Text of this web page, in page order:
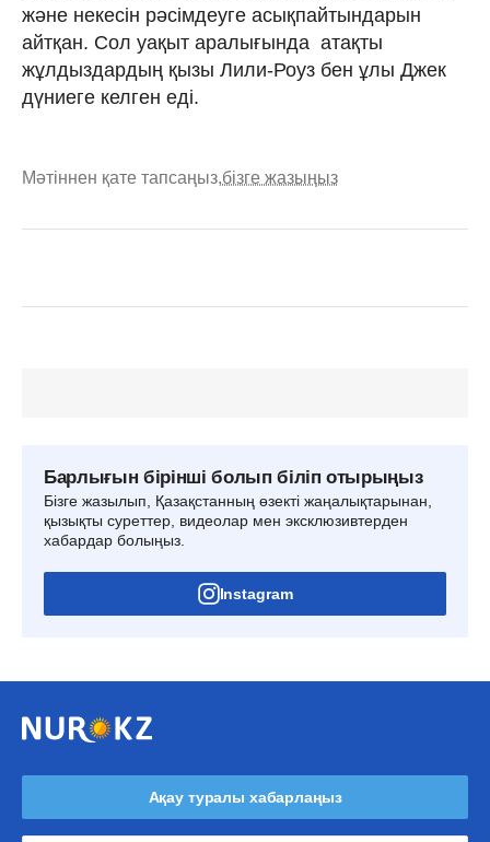
және некесін рәсімдеуге асықпайтындарын
айтқан. Сол уақыт аралығында атақты
жұлдыздардың қызы Лили-Роуз бен ұлы Джек
дүниеге келген еді.
Мәтіннен қате тапсаңыз,бізге жазыңыз
Барлығын бірінші болып біліп отырыңыз
Бізге жазылып, Қазақстанның өзекті жаңалықтарынан,
қызықты суреттер, видеолар мен эксклюзивтерден
хабардар болыңыз.
Instagram
Ақау туралы хабарлаңыз